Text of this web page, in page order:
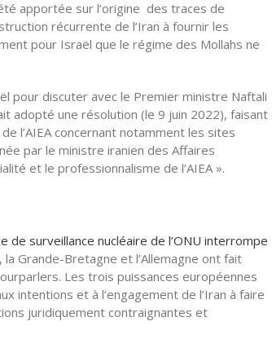
apportée sur l’origine des traces de
récurrente de l’Iran à fournir les
pour Israël que le régime des Mollahs ne
pour discuter avec le Premier ministre Naftali
adopté une résolution (le 9 juin 2022), faisant
l’AIEA concernant notamment les sites
par le ministre iranien des Affaires
et le professionnalisme de l’AIEA ».
de surveillance nucléaire de l’ONU interrompe
Grande-Bretagne et l’Allemagne ont fait
Les trois puissances européennes
intentions et à l’engagement de l’Iran à faire
juridiquement contraignantes et